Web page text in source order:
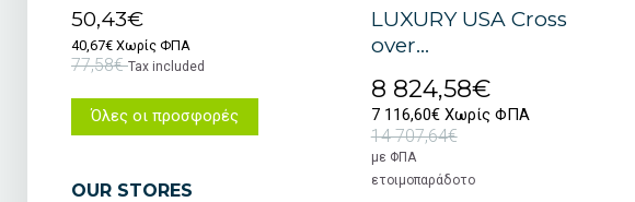
LUXURY USA Cross
over...
8 824,58€
7 116,60€ Χωρίς ΦΠΑ
14 707,64€
με ΦΠΑ
ετοιμοπαράδοτο
50,43€
40,67€ Χωρίς ΦΠΑ
77,58€Tax included
Όλες οι προσφορές
OUR STORES